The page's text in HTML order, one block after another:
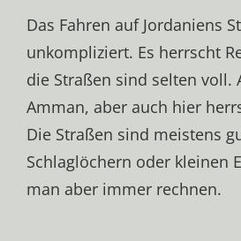
Das Fahren auf Jordaniens
unkompliziert. Es herrscht
die Straßen sind selten voll.
Amman, aber auch hier
Die Straßen sind meistens
Schlaglöchern oder kleinen
man aber immer rechnen.